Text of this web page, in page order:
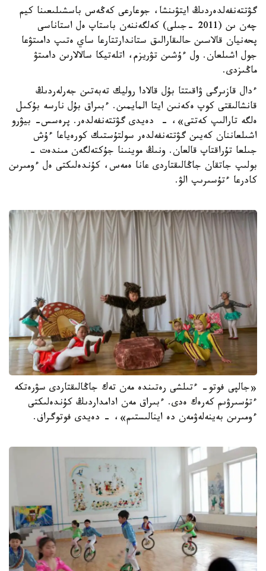
گۋتتەنفەلدەردىڭ ايتۋىنشا، جوعارعى كەڭەس باسشىلىعىنا كيم
چەن ىن (2011 -جىلى) كەلگەننەن باستاپ ەل استاناسى
پحەنيان قالاسىن حالىقارالىق ستاندارتتارعا ساي ەتىپ دامىتۋعا
جول اشىلعان. ول ءۇشىن تۋريزم، اتلەتيكا سالالارىن دامىتۋ
ماڭىزدى.
ءدال قازىرگى ۋاقىتتا بۇل قالادا روليك تەبەتىن جەرلەردىڭ
قانشالىقتى كوپ ەكەنىن ايتا المايمىن. ءبىراق بۇل نارسە بۇكىل
ەلگە تارالىپ كەتتى»، - دەيدى گۋتتەنفەلدەر. پرەسس- بيۋرو
اشىلعاننان كەيىن گۋتتەنفەلدەر سولتۇستىك كورەياعا ءۇش
جىلعا تۇراقتاپ قالعان. ونىڭ موينىنا جۇكتەلگەن مىندەت -
بولىپ جاتقان جاڭالىقتاردى عانا ەمەس، كۇندەلىكتى ەل ءومىرىن
كادرعا ءتۇسىرىپ الۋ.
«جالپى فوتو- ءتىلشى رەتىندە مەن تەك جاڭالىقتاردى سۋرەتكە
ءتۇسىرۋىم كەرەك ەدى. ءبىراق مەن ادامداردىڭ كۇندەلىكتى
ءومىرىن بەينەلەۋمەن دە اينالىستىم»، - دەيدى فوتوگراف.